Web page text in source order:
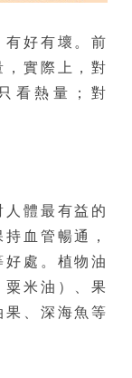
好有壞。前
實際上，對
看熱量；對
人體最有益的
血管暢通，
處。植物油
粟米油）、果
、深海魚等